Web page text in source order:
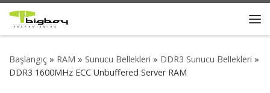
Skip to content
Başlangıç » RAM » Sunucu Bellekleri » DDR3 Sunucu Bellekleri »
DDR3 1600MHz ECC Unbuffered Server RAM